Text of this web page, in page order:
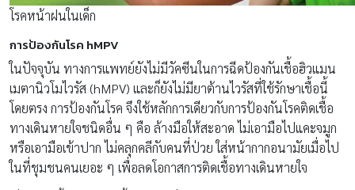
โรคหน้าฝนในเด็ก
การป้องกันโรค hMPV
ในปัจจุบัน ทางการแพทย์ยังไม่มีวัคซีนในการฉีดป้องกันเชื้อฮิวแมน
เมตานิวโมไวรัส (hMPV) และก็ยังไม่มียาต้านไวรัสที่ใช้รักษาเชื้อนี้
โดยตรง การป้องกันโรค จึงใช้หลักการเดียวกับการป้องกันโรคติดเชื้อ
ทางเดินหายใจชนิดอื่น ๆ คือ ล้างมือให้สะอาด ไม่เอามือไปแคะจมูก
หรือเอามือเข้าปาก ไม่คลุกคลีกับคนที่ป่วย ใส่หน้ากากอนามัยเมื่อไป
ในที่ชุมชนคนเยอะ ๆ เพื่อลดโอกาสการติดเชื้อทางเดินหายใจ